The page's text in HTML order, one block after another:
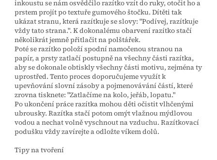
inkoustu se nám osvědčilo razítko vzít do ruky, otočit ho a
prstem projít po textuře gumového štočku. Dítěti tak
ukázat stranu, která razítkuje se slovy: "Podívej, razítkuje
vždy tato strana.". K dokonalému obarvení razítko stačí
několikrát jemně přitlačit na polštářek.
Poté se razítko položí spodní namočenou stranou na
papír, a prsty zatlačí postupně na všechny části razítka,
aby se dokonale obtiskly všechny části motivu, zejména ty
uprostřed. Tento proces doporučujeme využít k
upevňování slovní zásoby a pojmenovávání částí, které
zrovna tisknete: "Zatlačíme na kolo, jeřáb, lopatu."
Po ukončení práce razítka mohou děti očistit vlhčenými
ubrousky. Razítka stačí potom omýt vlažnou mýdlovou
vodou a nechat volně vyschnout na vzduchu. Razítkovací
podušku vždy zavírejte a odložte víkem dolů.
Tipy na tvoření